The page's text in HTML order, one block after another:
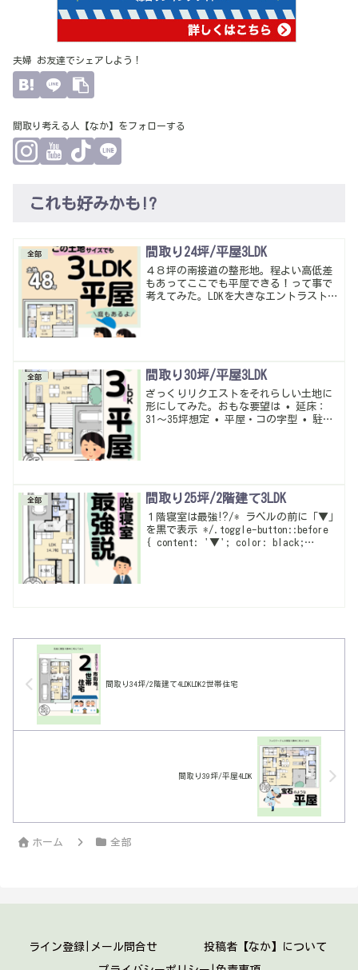
夫婦 お友達でシェアしよう！
間取り考える人【なか】をフォローする
これも好みかも!?
全部 間取り24坪/平屋3LDK
４８坪の南接道の整形地。程よい高低差
もあってここでも平屋できる！って事で
考えてみた。LDKを大きなエントラストし
全部 間取り30坪/平屋3LDK
ざっくりリクエストをそれらしい土地に
形にしてみた。おもな要望は • 延床：
31〜35坪想定 • 平屋・コの字型 • 駐車
じになったかな。暮らしやすい動線・多
全部 間取り25坪/2階建て3LDK
１階寝室は最強⁉/* ラベルの前に「▼」
を黒で表示 */.toggle-button::before
{ content: '▼'; color: black;
間取り34坪/2階建て4LDKLDK2世帯住宅
間取り39坪/平屋4LDK
ホーム 全部
ライン登録|メール問合せ 投稿者【なか】について